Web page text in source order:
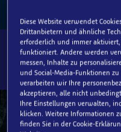
SEA LIFE in
🌷
🐣
Diese Website verwendet
Drittanbietern und ähnliche
erforderlich und immer
funktioniert. Andere werden
messen, Inhalte zu
und Social-Media-Funktionen
verarbeiten wir Ihre
akzeptieren, alle nicht
Ihre Einstellungen verwalten,
klicken. Weitere Informationen
finden Sie in der Cookie-